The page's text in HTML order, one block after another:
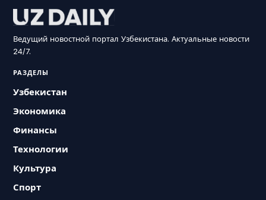
Ведущий новостной портал Узбекистана. Актуальные новости
24/7.
РАЗДЕЛЫ
Узбекистан
Экономика
Финансы
Технологии
Культура
Спорт